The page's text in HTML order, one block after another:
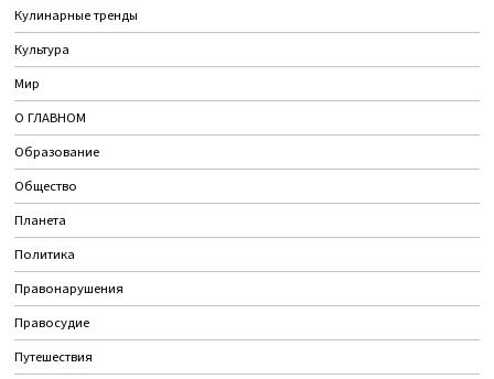
Кулинарные тренды
Культура
Мир
О ГЛАВНОМ
Образование
Общество
Планета
Политика
Правонарушения
Правосудие
Путешествия